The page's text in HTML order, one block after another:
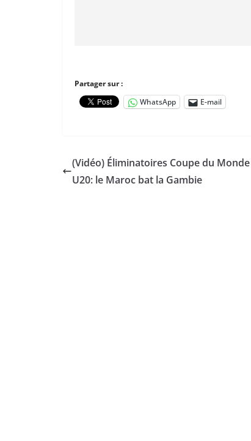
Partager sur :
WhatsApp
E-mail
(Vidéo) Éliminatoires Coupe du
U20: le Maroc bat la Gambie